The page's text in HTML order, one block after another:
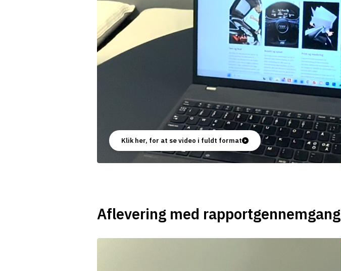
Klik her, for at se video i fuldt format
Aflevering med rapportgennemgang